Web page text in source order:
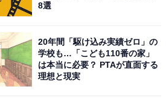
8選
20年間「駆け込み実績ゼロ」の
学校も…「こども110番の家」
は本当に必要？ PTAが直面する
理想と現実